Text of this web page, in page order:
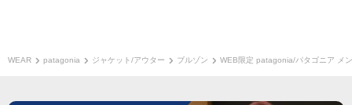
WEAR patagonia ジャケット/アウター ブルゾン WEB限定 patagonia/パタゴニア メ